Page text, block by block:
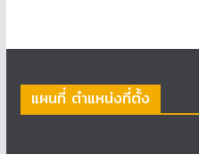
แผนที่ ตำแหน่งที่ตั้ง